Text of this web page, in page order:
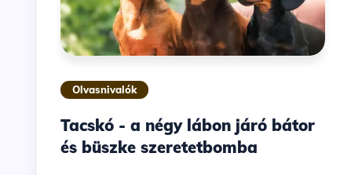
Olvasnivalók
Tacskó - a négy lábon járó bátor
és büszke szeretetbomba